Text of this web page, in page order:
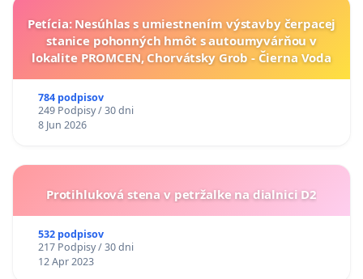
Petícia: Nesúhlas s umiestnením výstavby čerpacej
stanice pohonných hmôt s autoumyvárňou v
lokalite PROMCEN, Chorvátsky Grob - Čierna Voda
784 podpisov
249 Podpisy / 30 dni
8 Jun 2026
Protihluková stena v petržalke na dialnici D2
532 podpisov
217 Podpisy / 30 dni
12 Apr 2023